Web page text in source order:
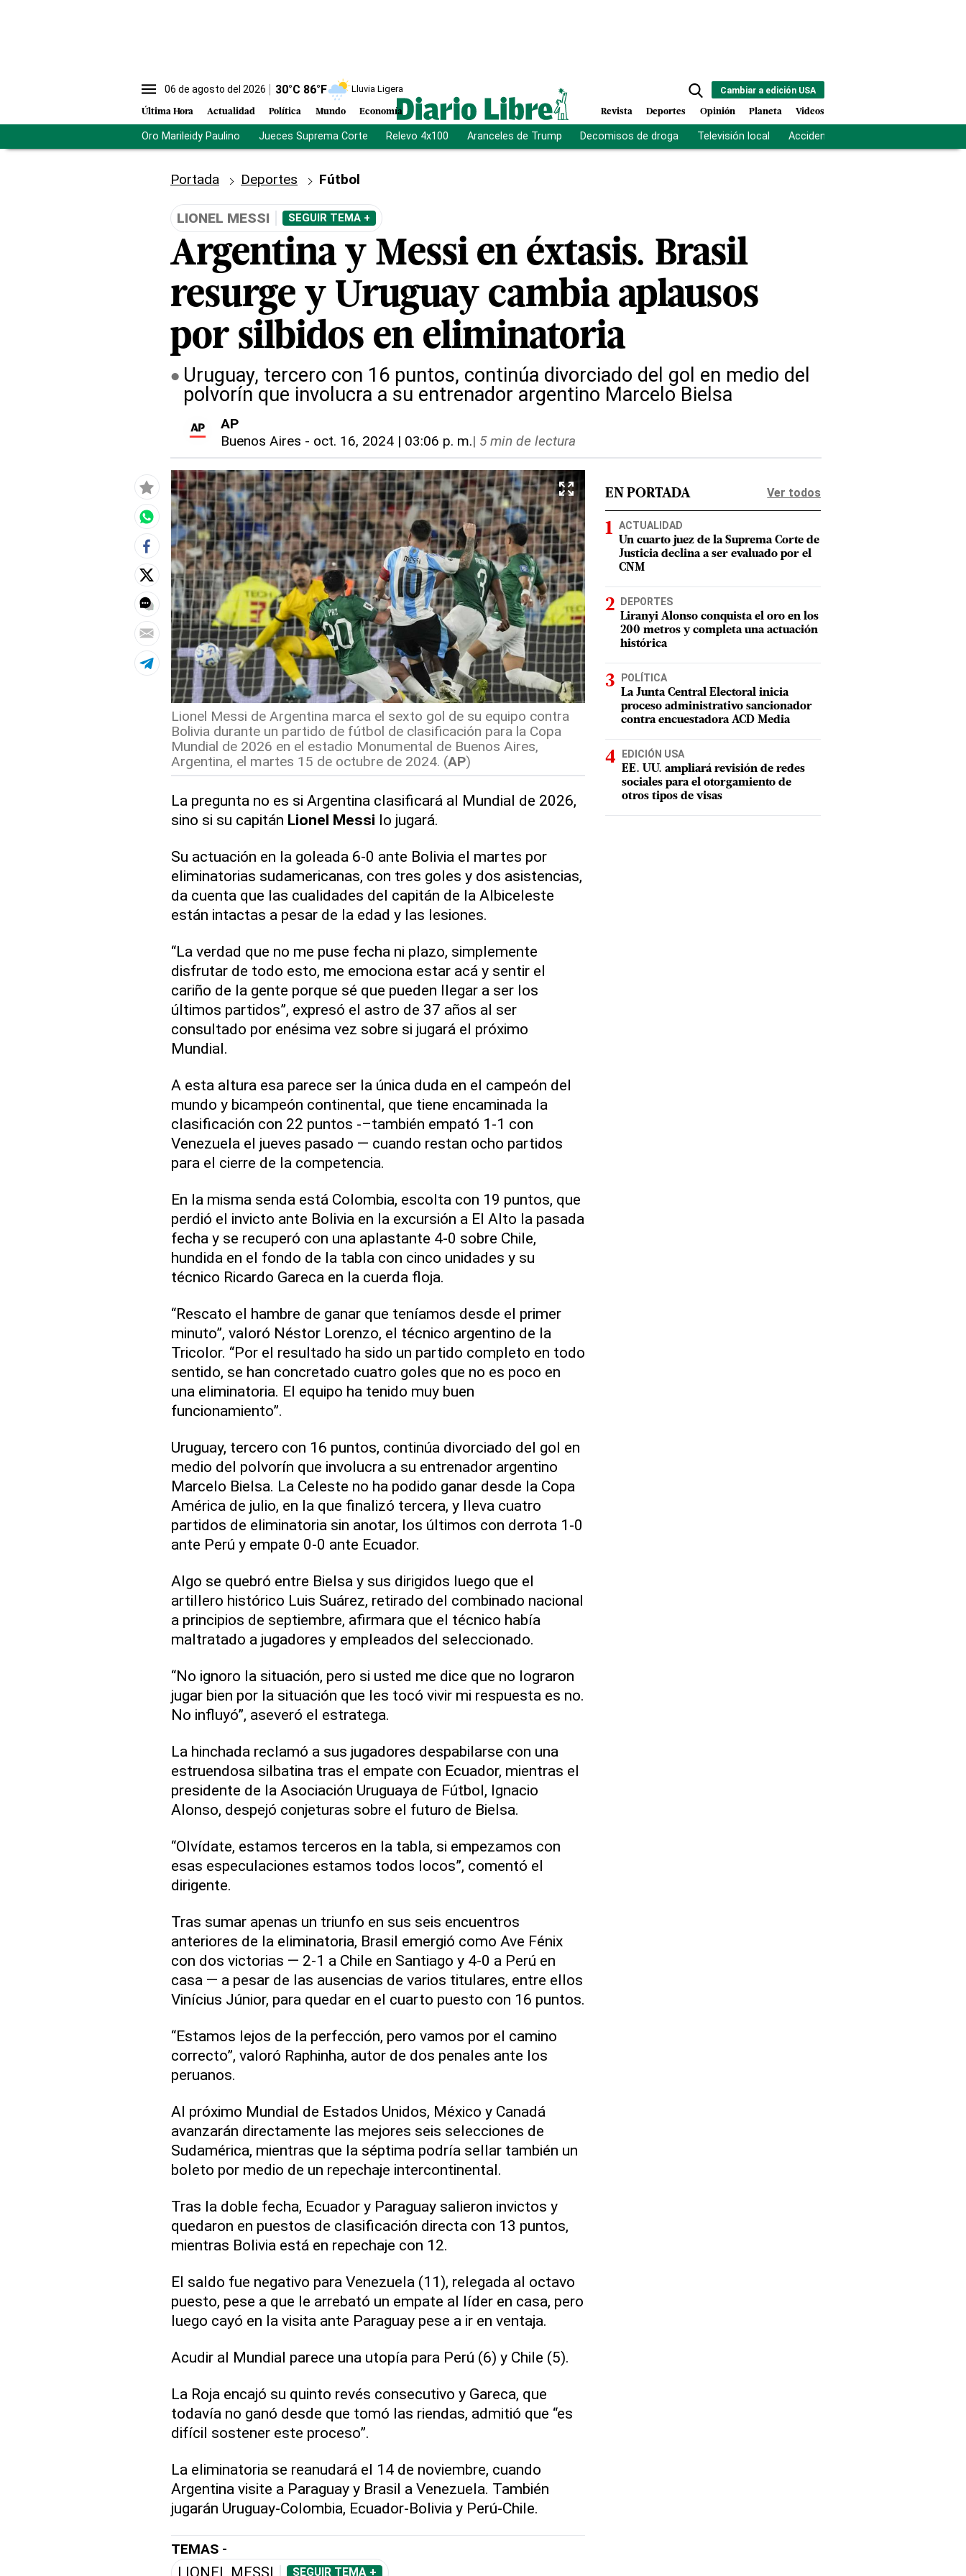
06 de agosto del 2026 30°C 86°F Lluvia Ligera
Última Hora Actualidad Política Mundo Economía
Cambiar a edición USA
Revista Deportes Opinión Planeta Videos
Oro Marileidy Paulino Jueces Suprema Corte Relevo 4x100 Aranceles de Trump Decomisos de droga Televisión local Accidente Los Ríos
Portada Deportes Fútbol
LIONEL MESSI SEGUIR TEMA +
Argentina y Messi en éxtasis. Brasil
resurge y Uruguay cambia aplausos
por silbidos en eliminatoria
Uruguay, tercero con 16 puntos, continúa divorciado del gol en medio del
polvorín que involucra a su entrenador argentino Marcelo Bielsa
AP
Buenos Aires - oct. 16, 2024 | 03:06 p. m.| 5 min de lectura
Lionel Messi de Argentina marca el sexto gol de su equipo contra
Bolivia durante un partido de fútbol de clasificación para la Copa
Mundial de 2026 en el estadio Monumental de Buenos Aires,
Argentina, el martes 15 de octubre de 2024. (AP)
La pregunta no es si Argentina clasificará al Mundial de 2026,
sino si su capitán Lionel Messi lo jugará.
Su actuación en la goleada 6-0 ante Bolivia el martes por
eliminatorias sudamericanas, con tres goles y dos asistencias,
da cuenta que las cualidades del capitán de la Albiceleste
están intactas a pesar de la edad y las lesiones.
“La verdad que no me puse fecha ni plazo, simplemente
disfrutar de todo esto, me emociona estar acá y sentir el
cariño de la gente porque sé que pueden llegar a ser los
últimos partidos”, expresó el astro de 37 años al ser
consultado por enésima vez sobre si jugará el próximo
Mundial.
A esta altura esa parece ser la única duda en el campeón del
mundo y bicampeón continental, que tiene encaminada la
clasificación con 22 puntos -–también empató 1-1 con
Venezuela el jueves pasado — cuando restan ocho partidos
para el cierre de la competencia.
En la misma senda está Colombia, escolta con 19 puntos, que
perdió el invicto ante Bolivia en la excursión a El Alto la pasada
fecha y se recuperó con una aplastante 4-0 sobre Chile,
hundida en el fondo de la tabla con cinco unidades y su
técnico Ricardo Gareca en la cuerda floja.
“Rescato el hambre de ganar que teníamos desde el primer
minuto”, valoró Néstor Lorenzo, el técnico argentino de la
Tricolor. “Por el resultado ha sido un partido completo en todo
sentido, se han concretado cuatro goles que no es poco en
una eliminatoria. El equipo ha tenido muy buen
funcionamiento”.
Uruguay, tercero con 16 puntos, continúa divorciado del gol en
medio del polvorín que involucra a su entrenador argentino
Marcelo Bielsa. La Celeste no ha podido ganar desde la Copa
América de julio, en la que finalizó tercera, y lleva cuatro
partidos de eliminatoria sin anotar, los últimos con derrota 1-0
ante Perú y empate 0-0 ante Ecuador.
Algo se quebró entre Bielsa y sus dirigidos luego que el
artillero histórico Luis Suárez, retirado del combinado nacional
a principios de septiembre, afirmara que el técnico había
maltratado a jugadores y empleados del seleccionado.
“No ignoro la situación, pero si usted me dice que no lograron
jugar bien por la situación que les tocó vivir mi respuesta es no.
No influyó”, aseveró el estratega.
La hinchada reclamó a sus jugadores despabilarse con una
estruendosa silbatina tras el empate con Ecuador, mientras el
presidente de la Asociación Uruguaya de Fútbol, Ignacio
Alonso, despejó conjeturas sobre el futuro de Bielsa.
“Olvídate, estamos terceros en la tabla, si empezamos con
esas especulaciones estamos todos locos”, comentó el
dirigente.
Tras sumar apenas un triunfo en sus seis encuentros
anteriores de la eliminatoria, Brasil emergió como Ave Fénix
con dos victorias — 2-1 a Chile en Santiago y 4-0 a Perú en
casa — a pesar de las ausencias de varios titulares, entre ellos
Vinícius Júnior, para quedar en el cuarto puesto con 16 puntos.
“Estamos lejos de la perfección, pero vamos por el camino
correcto”, valoró Raphinha, autor de dos penales ante los
peruanos.
Al próximo Mundial de Estados Unidos, México y Canadá
avanzarán directamente las mejores seis selecciones de
Sudamérica, mientras que la séptima podría sellar también un
boleto por medio de un repechaje intercontinental.
Tras la doble fecha, Ecuador y Paraguay salieron invictos y
quedaron en puestos de clasificación directa con 13 puntos,
mientras Bolivia está en repechaje con 12.
El saldo fue negativo para Venezuela (11), relegada al octavo
puesto, pese a que le arrebató un empate al líder en casa, pero
luego cayó en la visita ante Paraguay pese a ir en ventaja.
Acudir al Mundial parece una utopía para Perú (6) y Chile (5).
La Roja encajó su quinto revés consecutivo y Gareca, que
todavía no ganó desde que tomó las riendas, admitió que “es
difícil sostener este proceso”.
La eliminatoria se reanudará el 14 de noviembre, cuando
Argentina visite a Paraguay y Brasil a Venezuela. También
jugarán Uruguay-Colombia, Ecuador-Bolivia y Perú-Chile.
TEMAS -
LIONEL MESSI SEGUIR TEMA +
EN PORTADA Ver todos
ACTUALIDAD
Un cuarto juez de la Suprema Corte de
Justicia declina a ser evaluado por el
CNM
DEPORTES
Liranyi Alonso conquista el oro en los
200 metros y completa una actuación
histórica
POLÍTICA
La Junta Central Electoral inicia
proceso administrativo sancionador
contra encuestadora ACD Media
EDICIÓN USA
EE. UU. ampliará revisión de redes
sociales para el otorgamiento de
otros tipos de visas